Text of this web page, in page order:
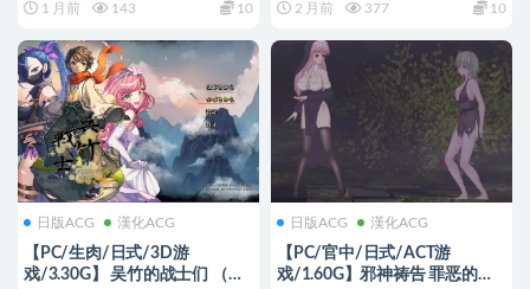
兵版+日式HTML330M
1 月前 143 10
ん達） Ver1.0.2 官中步兵版+全
2 月前 377 10
日版ACG 漢化ACG
【PC/生肉/日式/3D游
戏/3.30G】 吴竹的战士们 （呉
日版ACG 漢化ACG
【PC/官中/日式/ACT游
戏/1.60G】邪神祷告 罪恶的祈